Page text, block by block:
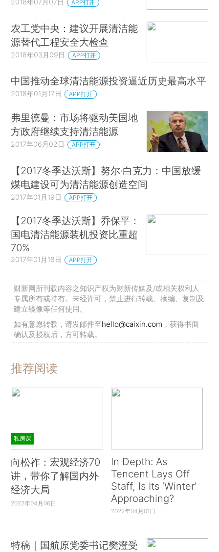
2018年07月07日 APP打开
农工党中央：建议开展清洁能
源替代工程安全大检查
2018年03月09日 APP打开
中国推动全球清洁能源投资逼近历史最高水平
2018年01月17日 APP打开
弗里德曼：市场将驱动美国地
方政府继续支持清洁能源
2017年06月02日 APP打开
【2017冬季达沃斯】努尔·白克力：中国放缓
煤电建设可为清洁能源创造空间
2017年01月19日 APP打开
【2017冬季达沃斯】乔保平：
国电清洁能源装机投资比重超
70%
2017年01月18日 APP打开
财新网所刊载内容之知识产权为财新传媒及/或相关权利人
专属所有或持有。未经许可，禁止进行转载、摘编、复制及
建立镜像等任何使用。
如有意愿转载，请发邮件至hello@caixin.com ，获得书面
确认及授权后，方可转载。
推荐阅读
私房课
向松祚：宏观经济70
讲，带你了解国内外
经济大局
2022年04月06日
In Depth: As
Tencent Lays Off
Staff, Is Its ‘Winter’
Approaching?
2022年04月01日
特稿｜国航原党委书记樊澄受